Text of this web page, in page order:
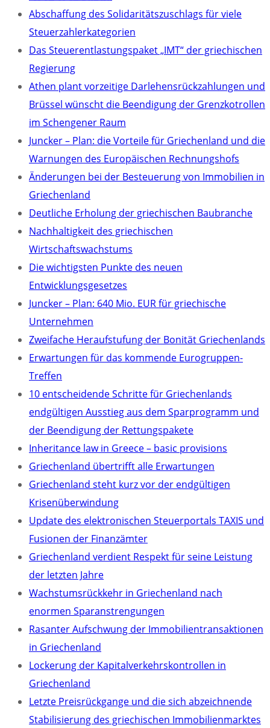
Abschaffung des Solidaritätszuschlags für viele
Steuerzahlerkategorien
Das Steuerentlastungspaket „IMT“ der griechischen
Regierung
Athen plant vorzeitige Darlehensrückzahlungen und
Brüssel wünscht die Beendigung der Grenzkotrollen
im Schengener Raum
Juncker – Plan: die Vorteile für Griechenland und die
Warnungen des Europäischen Rechnungshofs
Änderungen bei der Besteuerung von Immobilien in
Griechenland
Deutliche Erholung der griechischen Baubranche
Nachhaltigkeit des griechischen
Wirtschaftswachstums
Die wichtigsten Punkte des neuen
Entwicklungsgesetzes
Juncker – Plan: 640 Mio. EUR für griechische
Unternehmen
Zweifache Heraufstufung der Bonität Griechenlands
Erwartungen für das kommende Eurogruppen-
Treffen
10 entscheidende Schritte für Griechenlands
endgültigen Ausstieg aus dem Sparprogramm und
der Beendigung der Rettungspakete
Inheritance law in Greece – basic provisions
Griechenland übertrifft alle Erwartungen
Griechenland steht kurz vor der endgültigen
Krisenüberwindung
Update des elektronischen Steuerportals TAXIS und
Fusionen der Finanzämter
Griechenland verdient Respekt für seine Leistung
der letzten Jahre
Wachstumsrückkehr in Griechenland nach
enormen Sparanstrengungen
Rasanter Aufschwung der Immobilientransaktionen
in Griechenland
Lockerung der Kapitalverkehrskontrollen in
Griechenland
Letzte Preisrückgange und die sich abzeichnende
Stabilisierung des griechischen Immobilienmarktes